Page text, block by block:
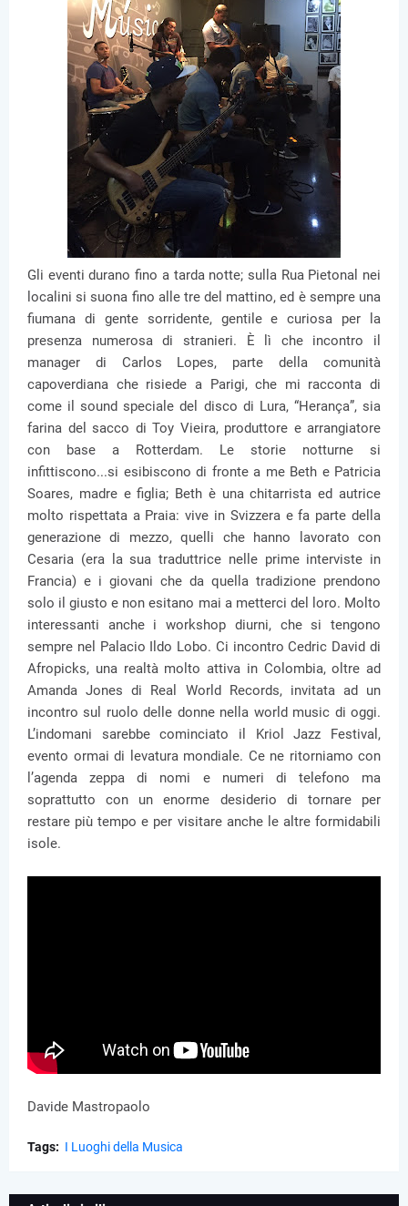
Gli eventi durano fino a tarda notte; sulla Rua Pietonal nei
localini si suona fino alle tre del mattino, ed è sempre una
fiumana di gente sorridente, gentile e curiosa per la
presenza numerosa di stranieri. È lì che incontro il
manager di Carlos Lopes, parte della comunità
capoverdiana che risiede a Parigi, che mi racconta di
come il sound speciale del disco di Lura, “Herança”, sia
farina del sacco di Toy Vieira, produttore e arrangiatore
con base a Rotterdam. Le storie notturne si
infittiscono...si esibiscono di fronte a me Beth e Patricia
Soares, madre e figlia; Beth è una chitarrista ed autrice
molto rispettata a Praia: vive in Svizzera e fa parte della
generazione di mezzo, quelli che hanno lavorato con
Cesaria (era la sua traduttrice nelle prime interviste in
Francia) e i giovani che da quella tradizione prendono
solo il giusto e non esitano mai a metterci del loro. Molto
interessanti anche i workshop diurni, che si tengono
sempre nel Palacio Ildo Lobo. Ci incontro Cedric David di
Afropicks, una realtà molto attiva in Colombia, oltre ad
Amanda Jones di Real World Records, invitata ad un
incontro sul ruolo delle donne nella world music di oggi.
L’indomani sarebbe cominciato il Kriol Jazz Festival,
evento ormai di levatura mondiale. Ce ne ritorniamo con
l’agenda zeppa di nomi e numeri di telefono ma
soprattutto con un enorme desiderio di tornare per
restare più tempo e per visitare anche le altre formidabili
isole.
Davide Mastropaolo
Tags: I Luoghi della Musica